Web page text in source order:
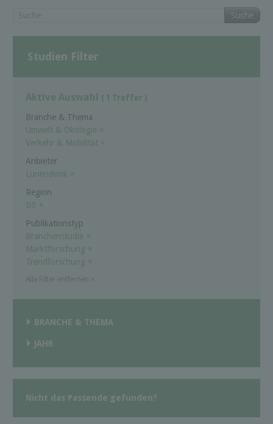
Suche
Studien Filter
Aktive Auswahl ( 1 Treffer )
Branche & Thema
Umwelt & Ökologie ×
Verkehr & Mobilität ×
Anbieter
Lünendonk ×
Region
DE ×
Publikationstyp
Branchenstudie ×
Marktforschung ×
Trendforschung ×
BRANCHE & THEMA
JAHR
Nicht das Passende gefunden?